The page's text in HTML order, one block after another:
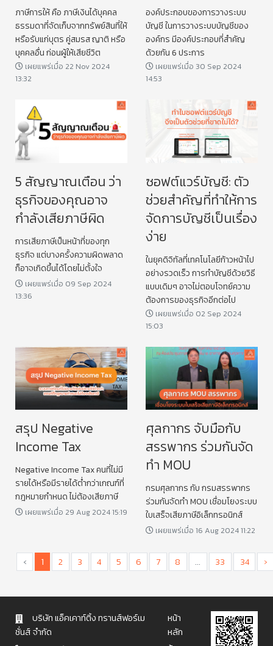
ภาษีการให้ คือ ภาษีเงินได้บุคคล
ธรรมดาที่จัดเก็บจากทรัพย์สินที่ให้
หรือรับแก่บุตร คู่สมรส ญาติ หรือ
บุคคลอื่น ก่อนผู้ให้เสียชีวิต
เผยแพร่เมื่อ 22 Nov 2024
13:32
องค์ประกอบของการวางระบบ
บัญชี ในการวางระบบบัญชีของ
องค์กร มีองค์ประกอบที่สำคัญ
ด้วยกัน 6 ประการ
เผยแพร่เมื่อ 30 Sep 2024
14:53
5 สัญญาณเตือน ว่า
ธุรกิจของคุณอาจ
กำลังเสียภาษีผิด
การเสียภาษีเป็นหน้าที่ของทุก
ธุรกิจ แต่บางครั้งความผิดพลาด
ก็อาจเกิดขึ้นได้โดยไม่ตั้งใจ
เผยแพร่เมื่อ 09 Sep 2024
13:36
ซอฟต์แวร์บัญชี: ตัว
ช่วยสำคัญที่ทำให้การ
จัดการบัญชีเป็นเรื่อง
ง่าย
ในยุคดิจิทัลที่เทคโนโลยีก้าวหน้าไป
อย่างรวดเร็ว การทำบัญชีด้วยวิธี
แบบเดิมๆ อาจไม่ตอบโจทย์ความ
ต้องการของธุรกิจอีกต่อไป
เผยแพร่เมื่อ 02 Sep 2024
15:03
สรุป Negative
Income Tax
Negative Income Tax คนที่ไม่มี
รายได้หรือมีรายได้ต่ำกว่าเกณฑ์ที่
กฎหมายกำหนด ไม่ต้องเสียภาษี
เผยแพร่เมื่อ 29 Aug 2024 15:19
ศุลกากร จับมือกับ
สรรพากร ร่วมกันจัด
ทำ MOU
กรมศุลกากร กับ กรมสรรพากร
ร่วมกันจัดทำ MOU เชื่อมโยงระบบ
ใบเสร็จเสียภาษีอิเล็กทรอนิกส์
เผยแพร่เมื่อ 16 Aug 2024 11:22
‹ 1 2 3 4 5 6 7 8 ... 33 34 ›
บริษัท แอ็คเคาท์ติ้ง ทรานส์ฟอร์เม
ชั่นส์ จำกัด
หน้า
หลัก